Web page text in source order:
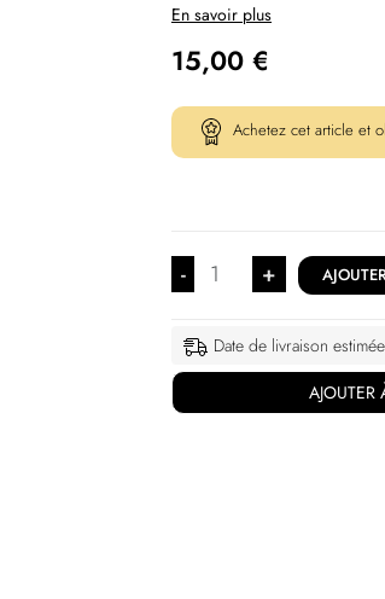
En savoir plus
15,00 €
Achetez cet article et
- +
Date de livraison
AJOUTER